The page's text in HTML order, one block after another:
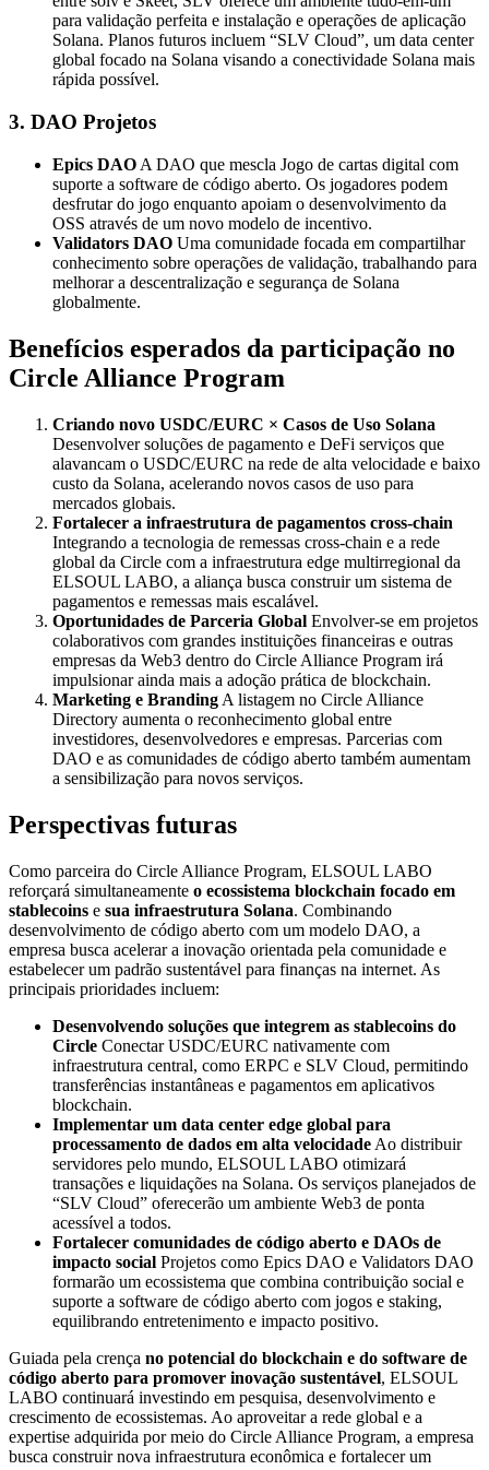
para validação perfeita e instalação e operações de aplicação
Solana. Planos futuros incluem “SLV Cloud”, um data center
global focado na Solana visando a conectividade Solana mais
rápida possível.
3. DAO Projetos
Epics DAO A DAO que mescla Jogo de cartas digital com
suporte a software de código aberto. Os jogadores podem
desfrutar do jogo enquanto apoiam o desenvolvimento da
OSS através de um novo modelo de incentivo.
Validators DAO Uma comunidade focada em compartilhar
conhecimento sobre operações de validação, trabalhando para
melhorar a descentralização e segurança de Solana
globalmente.
Benefícios esperados da participação no
Circle Alliance Program
Criando novo USDC/EURC × Casos de Uso Solana
Desenvolver soluções de pagamento e DeFi serviços que
alavancam o USDC/EURC na rede de alta velocidade e baixo
custo da Solana, acelerando novos casos de uso para
mercados globais.
Fortalecer a infraestrutura de pagamentos cross-chain
Integrando a tecnologia de remessas cross-chain e a rede
global da Circle com a infraestrutura edge multirregional da
ELSOUL LABO, a aliança busca construir um sistema de
pagamentos e remessas mais escalável.
Oportunidades de Parceria Global Envolver-se em projetos
colaborativos com grandes instituições financeiras e outras
empresas da Web3 dentro do Circle Alliance Program irá
impulsionar ainda mais a adoção prática de blockchain.
Marketing e Branding A listagem no Circle Alliance
Directory aumenta o reconhecimento global entre
investidores, desenvolvedores e empresas. Parcerias com
DAO e as comunidades de código aberto também aumentam
a sensibilização para novos serviços.
Perspectivas futuras
Como parceira do Circle Alliance Program, ELSOUL LABO
reforçará simultaneamente o ecossistema blockchain focado em
stablecoins e sua infraestrutura Solana. Combinando
desenvolvimento de código aberto com um modelo DAO, a
empresa busca acelerar a inovação orientada pela comunidade e
estabelecer um padrão sustentável para finanças na internet. As
principais prioridades incluem:
Desenvolvendo soluções que integrem as stablecoins do
Circle Conectar USDC/EURC nativamente com
infraestrutura central, como ERPC e SLV Cloud, permitindo
transferências instantâneas e pagamentos em aplicativos
blockchain.
Implementar um data center edge global para
processamento de dados em alta velocidade Ao distribuir
servidores pelo mundo, ELSOUL LABO otimizará
transações e liquidações na Solana. Os serviços planejados de
“SLV Cloud” oferecerão um ambiente Web3 de ponta
acessível a todos.
Fortalecer comunidades de código aberto e DAOs de
impacto social Projetos como Epics DAO e Validators DAO
formarão um ecossistema que combina contribuição social e
suporte a software de código aberto com jogos e staking,
equilibrando entretenimento e impacto positivo.
Guiada pela crença no potencial do blockchain e do software de
código aberto para promover inovação sustentável, ELSOUL
LABO continuará investindo em pesquisa, desenvolvimento e
crescimento de ecossistemas. Ao aproveitar a rede global e a
expertise adquirida por meio do Circle Alliance Program, a empresa
busca construir nova infraestrutura econômica e fortalecer um